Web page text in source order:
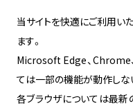
当サイトを快適にご利用い
ます。
Microsoft Edge、Chrome
ては一部の機能が動作しな
各ブラウザについては最新